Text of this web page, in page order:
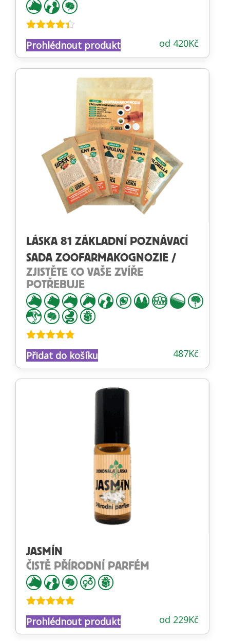
Hodnocení
4.27z 5 od 420Kč
Prohlédnout produkt
LÁSKA 81 ZÁKLADNÍ POZNÁVACÍ
SADA ZOOFARMAKOGNOZIE /
ZJISTĚTE CO VAŠE ZVÍŘE
POTŘEBUJE
Hodnocení
4.74z 5 487Kč
Přidat do košíku
JASMÍN
ČISTĚ PŘÍRODNÍ PARFÉM
Hodnocení
4.82z 5 od 229Kč
Prohlédnout produkt